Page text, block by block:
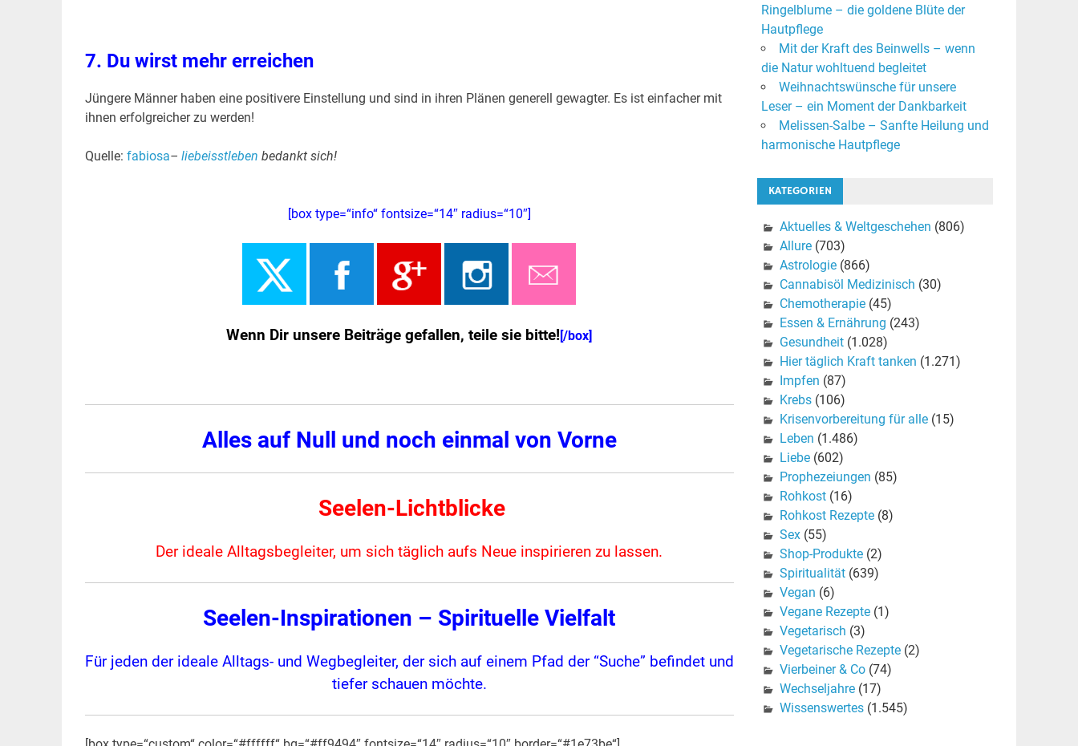
7. Du wirst mehr erreichen
Jüngere Männer haben eine positivere Einstellung und sind in ihren Plänen generell gewagter. Es ist einfacher mit
ihnen erfolgreicher zu werden!
Quelle: fabiosa– liebeisstleben bedankt sich!
[box type=“info“ fontsize=“14″ radius=“10″]
Wenn Dir unsere Beiträge gefallen, teile sie bitte! [/box]
Alles auf Null und noch einmal von Vorne
Seelen-Lichtblicke
Der ideale Alltagsbegleiter, um sich täglich aufs Neue inspirieren zu lassen.
Seelen-Inspirationen – Spirituelle Vielfalt
Für jeden der ideale Alltags- und Wegbegleiter, der sich auf einem Pfad der “Suche” befindet und
tiefer schauen möchte.
Ringelblume – die goldene Blüte der
Hautpflege
Mit der Kraft des Beinwells – wenn
die Natur wohltuend begleitet
Weihnachtswünsche für unsere
Leser – ein Moment der Dankbarkeit
Melissen-Salbe – Sanfte Heilung und
harmonische Hautpflege
KATEGORIEN
Aktuelles & Weltgeschehen (806)
Allure(703)
Astrologie(866)
Cannabisöl Medizinisch (30)
Chemotherapie(45)
Essen & Ernährung (243)
Gesundheit(1.028)
Hier täglich Kraft tanken (1.271)
Impfen (87)
Krebs(106)
Krisenvorbereitung für alle(15)
Leben (1.486)
Liebe(602)
Prophezeiungen (85)
Rohkost(16)
Rohkost Rezepte(8)
Sex(55)
Shop-Produkte(2)
Spiritualität(639)
Vegan (6)
Vegane Rezepte(1)
Vegetarisch (3)
Vegetarische Rezepte(2)
Vierbeiner & Co(74)
Wechseljahre(17)
Wissenswertes(1.545)